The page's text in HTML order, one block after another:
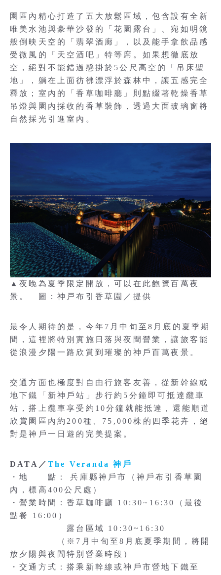
園區內精心打造了五大放鬆區域，包含設有全新
唯美水池與豪華沙發的「花園露台」、宛如明鏡
般倒映天空的「翡翠酒廊」，以及能手拿飲品感
受微風的「天空酒吧」特等席。如果想徹底放
空，絕對不能錯過懸掛於5公尺高空的「吊床聖
地」，躺在上面彷彿漂浮於森林中，讓五感完全
釋放；室內的「香草咖啡廳」則點綴著乾燥香草
吊燈與園內採收的香草裝飾，透過大面玻璃窗將
自然採光引進室內。
▲夜晚為夏季限定開放，可以在此飽覽百萬夜
景。 圖：神戸布引香草園／提供
最令人期待的是，今年7月中旬至8月底的夏季期
間，這裡將特別實施日落與夜間營業，讓旅客能
從浪漫夕陽一路欣賞到璀璨的神戶百萬夜景。
交通方面也極度對自由行旅客友善，從新幹線或
地下鐵「新神戶站」步行約5分鐘即可抵達纜車
站，搭上纜車享受約10分鐘就能抵達，還能順道
欣賞園區內約200種、75,000株的四季花卉，絕
對是神戶一日遊的完美提案。
DATA／ The Veranda 神戶
・地 點： 兵庫縣神戶市（神戶布引香草園
內，標高400公尺處）
・營業時間：香草咖啡廳 10:30~16:30（最後
點餐 16:00）
露台區域 10:30~16:30
（※7月中旬至8月底夏季期間，將開
放夕陽與夜間特別營業時段）
・交通方式：搭乘新幹線或神戶市營地下鐵至